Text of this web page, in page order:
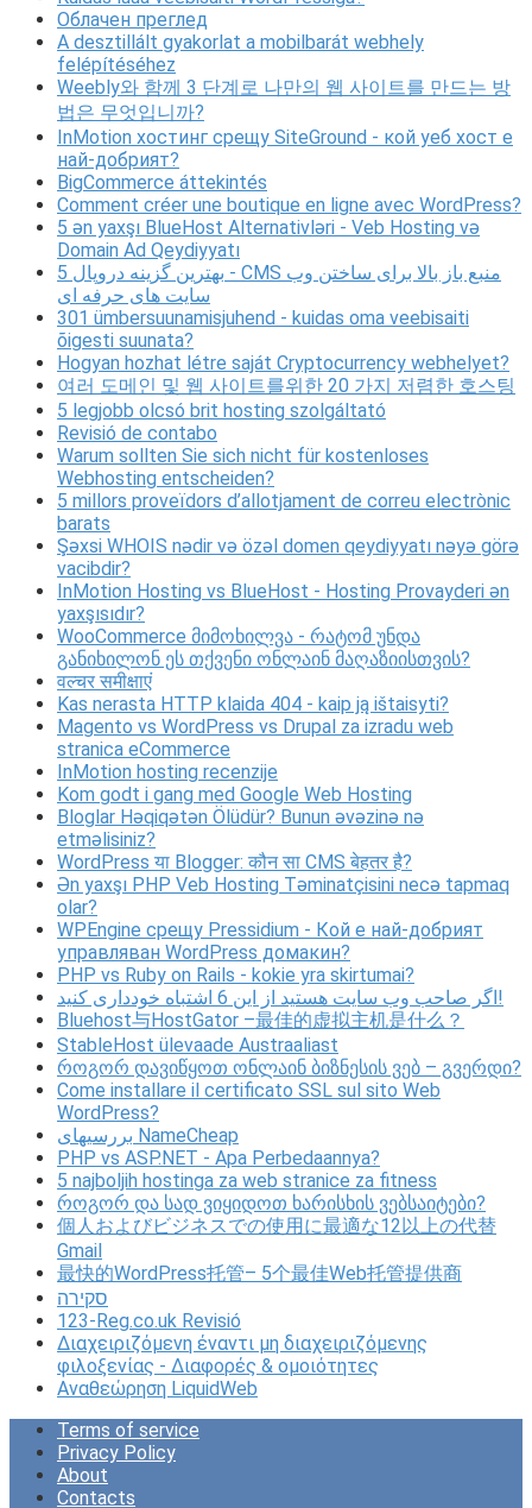
Облачен преглед
A desztillált gyakorlat a mobilbarát webhely
felépítéséhez
Weebly와 함께 3 단계로 나만의 웹 사이트를 만드는 방
법은 무엇입니까?
InMotion хостинг срещу SiteGround - кой уеб хост е
най-добрият?
BigCommerce áttekintés
Comment créer une boutique en ligne avec WordPress?
5 ən yaxşı BlueHost Alternativləri - Veb Hosting və
Domain Ad Qeydiyyatı
5 بهترین گزینه دروپال - CMS منبع باز بالا برای ساختن وب
سایت های حرفه ای
301 ümbersuunamisjuhend - kuidas oma veebisaiti
õigesti suunata?
Hogyan hozhat létre saját Cryptocurrency webhelyet?
여러 도메인 및 웹 사이트를위한 20 가지 저렴한 호스팅
5 legjobb olcsó brit hosting szolgáltató
Revisió de contabo
Warum sollten Sie sich nicht für kostenloses
Webhosting entscheiden?
5 millors proveïdors d’allotjament de correu electrònic
barats
Şəxsi WHOIS nədir və özəl domen qeydiyyatı nəyə görə
vacibdir?
InMotion Hosting vs BlueHost - Hosting Provayderi ən
yaxşısıdır?
WooCommerce მიმოხილვა - რატომ უნდა
განიხილონ ეს თქვენი ონლაინ მაღაზიისთვის?
वल्चर समीक्षाएं
Kas nerasta HTTP klaida 404 - kaip ją ištaisyti?
Magento vs WordPress vs Drupal za izradu web
stranica eCommerce
InMotion hosting recenzije
Kom godt i gang med Google Web Hosting
Bloglar Həqiqətən Ölüdür? Bunun əvəzinə nə
etməlisiniz?
WordPress या Blogger: कौन सा CMS बेहतर है?
Ən yaxşı PHP Veb Hosting Təminatçisini necə tapmaq
olar?
WPEngine срещу Pressidium - Кой е най-добрият
управляван WordPress домакин?
PHP vs Ruby on Rails - kokie yra skirtumai?
اگر صاحب وب سایت هستید از این 6 اشتباه خودداری کنید!
Bluehost与HostGator –最佳的虚拟主机是什么？
StableHost ülevaade Austraaliast
როგორ დავიწყოთ ონლაინ ბიზნესის ვებ – გვერდი?
Come installare il certificato SSL sul sito Web
WordPress?
بررسیهای NameCheap
PHP vs ASP.NET - Apa Perbedaannya?
5 najboljih hostinga za web stranice za fitness
როგორ და სად ვიყიდოთ ხარისხის ვებსაიტები?
個人およびビジネスでの使用に最適な12以上の代替
Gmail
最快的WordPress托管– 5个最佳Web托管提供商
סקירה
123-Reg.co.uk Revisió
Διαχειριζόμενη έναντι μη διαχειριζόμενης
φιλοξενίας - Διαφορές & ομοιότητες
Αναθεώρηση LiquidWeb
Terms of service
Privacy Policy
About
Contacts